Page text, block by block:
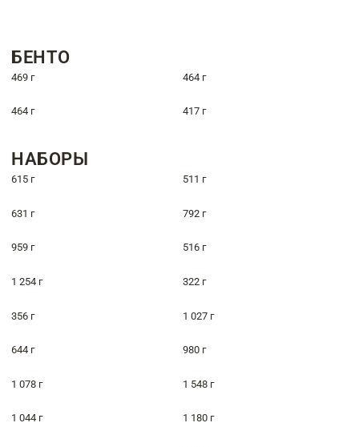
БЕНТО
469 г 464 г
464 г 417 г
НАБОРЫ
615 г 511 г
631 г 792 г
959 г 516 г
1 254 г 322 г
356 г 1 027 г
644 г 980 г
1 078 г 1 548 г
1 044 г 1 180 г